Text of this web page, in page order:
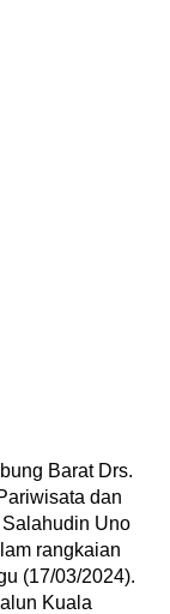
Barat Drs.
dan
Uno
rangkaian
(17/03/2024).
Kuala